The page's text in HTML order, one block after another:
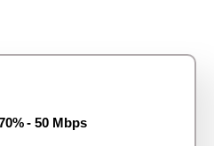
- 50 Mbps